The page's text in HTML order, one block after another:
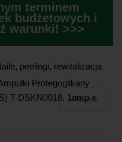
terminem
budżetowych i
warunki! >>>
peelingi, rewitalizacja
Protegoglikany
T-DSKN0018, 1amp x
«Powrót